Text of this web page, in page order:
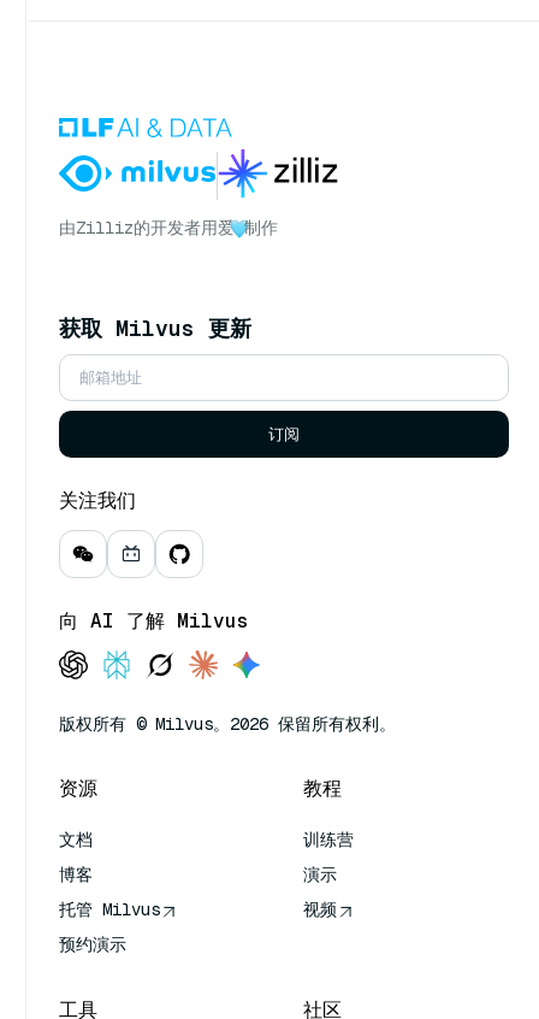
由Zilliz的开发者用爱 制作
获取 Milvus 更新
订阅
关注我们
向 AI 了解 Milvus
版权所有 © Milvus。2026 保留所有权利。
资源
文档
博客
托管 Milvus
预约演示
教程
训练营
演示
视频
工具 社区